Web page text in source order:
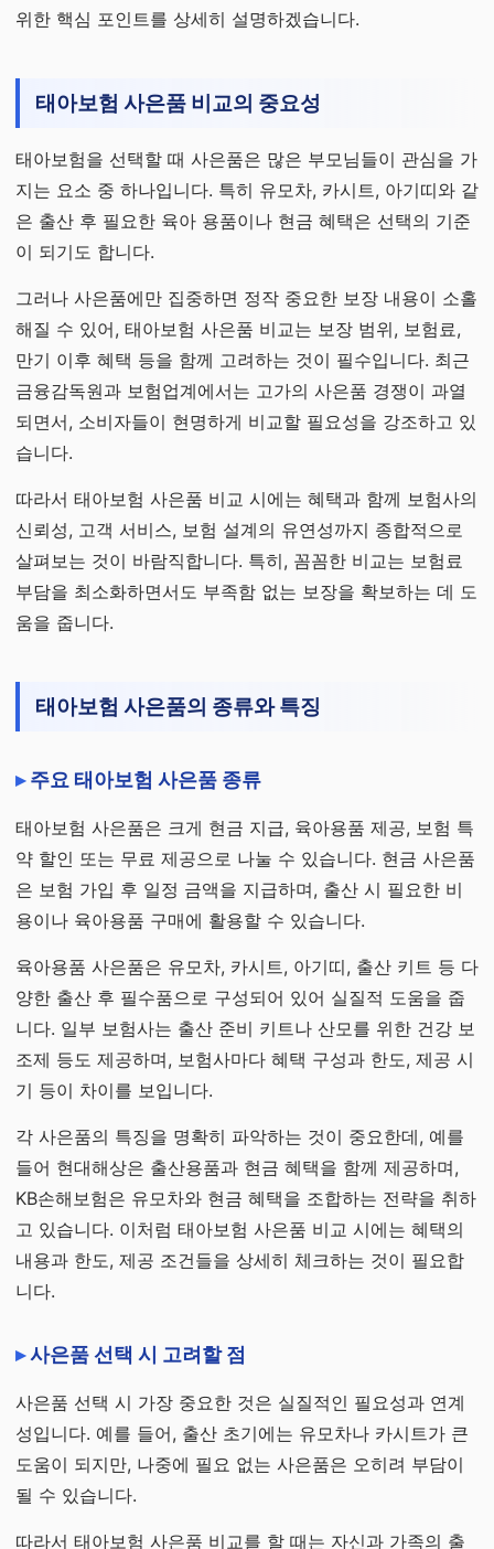
위한 핵심 포인트를 상세히 설명하겠습니다.
태아보험 사은품 비교의 중요성
태아보험을 선택할 때 사은품은 많은 부모님들이 관심을 가
지는 요소 중 하나입니다. 특히 유모차, 카시트, 아기띠와 같
은 출산 후 필요한 육아 용품이나 현금 혜택은 선택의 기준
이 되기도 합니다.
그러나 사은품에만 집중하면 정작 중요한 보장 내용이 소홀
해질 수 있어, 태아보험 사은품 비교는 보장 범위, 보험료,
만기 이후 혜택 등을 함께 고려하는 것이 필수입니다. 최근
금융감독원과 보험업계에서는 고가의 사은품 경쟁이 과열
되면서, 소비자들이 현명하게 비교할 필요성을 강조하고 있
습니다.
따라서 태아보험 사은품 비교 시에는 혜택과 함께 보험사의
신뢰성, 고객 서비스, 보험 설계의 유연성까지 종합적으로
살펴보는 것이 바람직합니다. 특히, 꼼꼼한 비교는 보험료
부담을 최소화하면서도 부족함 없는 보장을 확보하는 데 도
움을 줍니다.
태아보험 사은품의 종류와 특징
주요 태아보험 사은품 종류
태아보험 사은품은 크게 현금 지급, 육아용품 제공, 보험 특
약 할인 또는 무료 제공으로 나눌 수 있습니다. 현금 사은품
은 보험 가입 후 일정 금액을 지급하며, 출산 시 필요한 비
용이나 육아용품 구매에 활용할 수 있습니다.
육아용품 사은품은 유모차, 카시트, 아기띠, 출산 키트 등 다
양한 출산 후 필수품으로 구성되어 있어 실질적 도움을 줍
니다. 일부 보험사는 출산 준비 키트나 산모를 위한 건강 보
조제 등도 제공하며, 보험사마다 혜택 구성과 한도, 제공 시
기 등이 차이를 보입니다.
각 사은품의 특징을 명확히 파악하는 것이 중요한데, 예를
들어 현대해상은 출산용품과 현금 혜택을 함께 제공하며,
KB손해보험은 유모차와 현금 혜택을 조합하는 전략을 취하
고 있습니다. 이처럼 태아보험 사은품 비교 시에는 혜택의
내용과 한도, 제공 조건들을 상세히 체크하는 것이 필요합
니다.
사은품 선택 시 고려할 점
사은품 선택 시 가장 중요한 것은 실질적인 필요성과 연계
성입니다. 예를 들어, 출산 초기에는 유모차나 카시트가 큰
도움이 되지만, 나중에 필요 없는 사은품은 오히려 부담이
될 수 있습니다.
따라서 태아보험 사은품 비교를 할 때는 자신과 가족의 출